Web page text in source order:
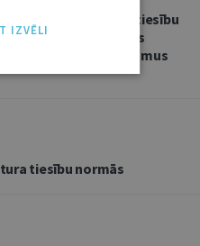
banku prakses kā tiesību
savstarpējās
pakalpojumus
tiesību normās
IZVĒLI